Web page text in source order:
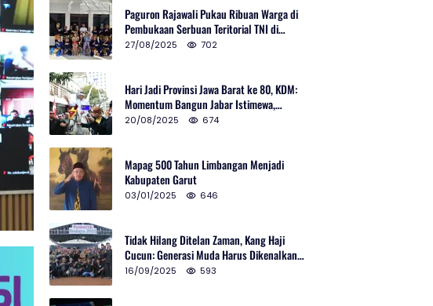
Paguron Rajawali Pukau Ribuan Warga di
Pembukaan Serbuan Teritorial TNI di
Cibatu
27/08/2025 702
Hari Jadi Provinsi Jawa Barat ke 80, KDM:
Momentum Bangun Jabar Istimewa,
Lembur di Urus Kota Ditata
20/08/2025 674
Mapag 500 Tahun Limbangan Menjadi
Kabupaten Garut
03/01/2025 646
Tidak Hilang Ditelan Zaman, Kang Haji
Cucun: Generasi Muda Harus Dikenalkan
Pencak Silat
16/09/2025 593